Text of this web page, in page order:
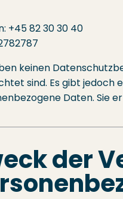
+45 82 30 30 40
keinen
sind. Es gibt jedoch
Daten. Sie
der